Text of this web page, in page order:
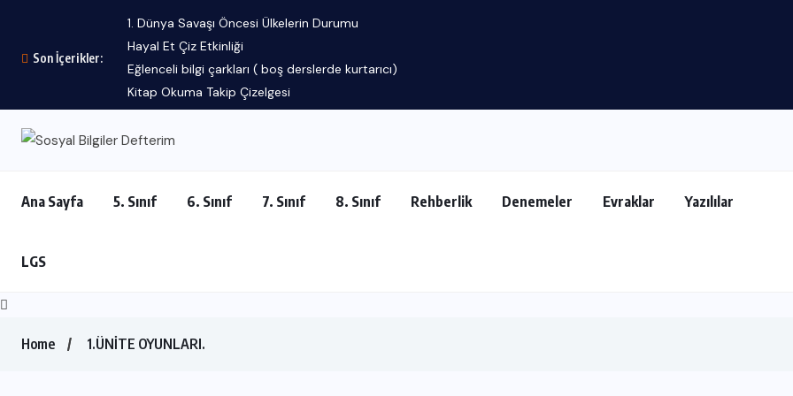
Son İçerikler:
1. Dünya Savaşı Öncesi Ülkelerin Durumu
Hayal Et Çiz Etkinliği
Eğlenceli bilgi çarkları ( boş derslerde kurtarıcı)
Kitap Okuma Takip Çizelgesi
Ana Sayfa 5. Sınıf 6. Sınıf 7. Sınıf 8. Sınıf Rehberlik Denemeler Evraklar Yazılılar
LGS
Home 1.ÜNİTE OYUNLARI.